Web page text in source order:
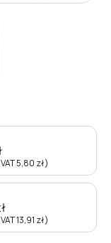
5,80 zł)
13,91 zł)